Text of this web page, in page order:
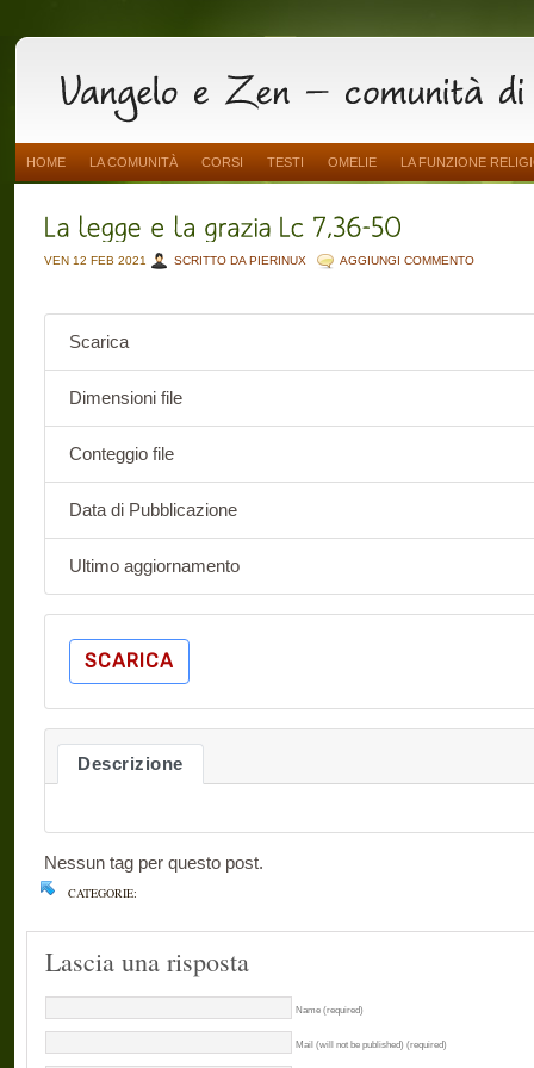
HOME LA COMUNITÀ CORSI TESTI OMELIE LA FUNZIONE
VEN 12 FEB 2021 SCRITTO DA PIERINUX AGGIUNGI COMMENTO
Scarica
Dimensioni file
Conteggio file
Data di Pubblicazione
Ultimo aggiornamento
SCARICA
Descrizione
Nessun tag per questo post.
CATEGORIE:
Lascia una risposta
Name (required)
Mail (will not be published) (required)